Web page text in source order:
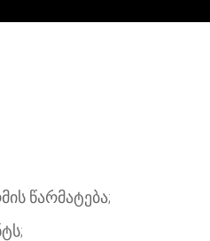
წარმატება;